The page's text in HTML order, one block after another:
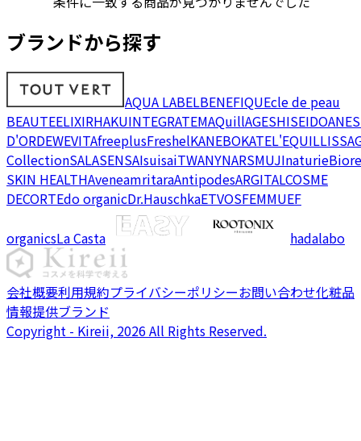
ブランドから探す
AQUA LABELBENEFIQUEcle de peau
BEAUTEELIXIRHAKUINTEGRATEMAQuillAGESHISEIDO
D'ORDEWEVITAfreeplusFreshelKANEBOKATEL'EQUIL
CollectionSALASENSAIsuisaiTWANYNARSMUJInaturieBiore
SKIN HEALTHAveneamritaraAntipodesARGITALCOSME
DECORTEdo organicDr.HauschkaETVOSFEMMUEF
organicsLa Casta hadalabo
会社概要利用規約プライバシーポリシーお問い合わせ化粧品
情報提供ブランド
Copyright - Kireii, 2026 All Rights Reserved.